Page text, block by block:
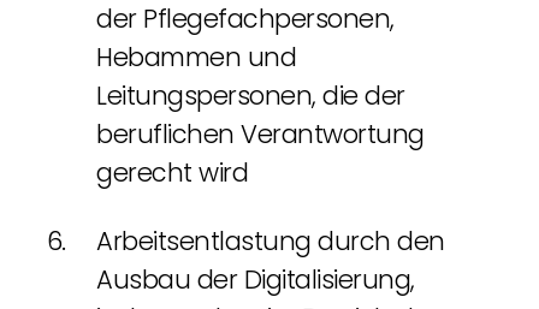
der Pflegefachpersonen,
Hebammen und
Leitungspersonen, die der
beruflichen Verantwortung
gerecht wird
Arbeitsentlastung durch den
Ausbau der Digitalisierung,